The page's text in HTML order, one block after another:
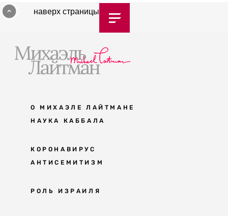
наверх страницы
О МИХАЭЛЕ ЛАЙТМАНЕ
НАУКА КАББАЛА
Мудрость каббалы
Каббала сегодня
Великие каббалисты
КОРОНАВИРУС
АНТИСЕМИТИЗМ
Антисемитизм в современном мире
РОЛЬ ИЗРАИЛЯ